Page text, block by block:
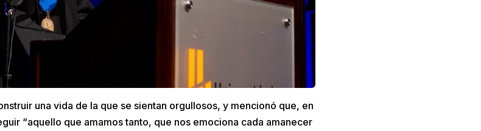
una vida de la que se sientan orgullosos, y mencionó que, en
“aquello que amamos tanto, que nos emociona cada amanecer